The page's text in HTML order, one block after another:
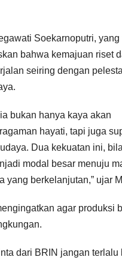
Soekarnoputri, yang
bahwa kemajuan riset
seiring dengan
bukan hanya kaya akan
hayati, tapi juga
Dua kekuatan ini,
modal besar menuju
yang berkelanjutan,” ujar
agar produksi
dari BRIN jangan terlalu